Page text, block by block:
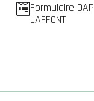
Formulaire DAP
LAFFONT